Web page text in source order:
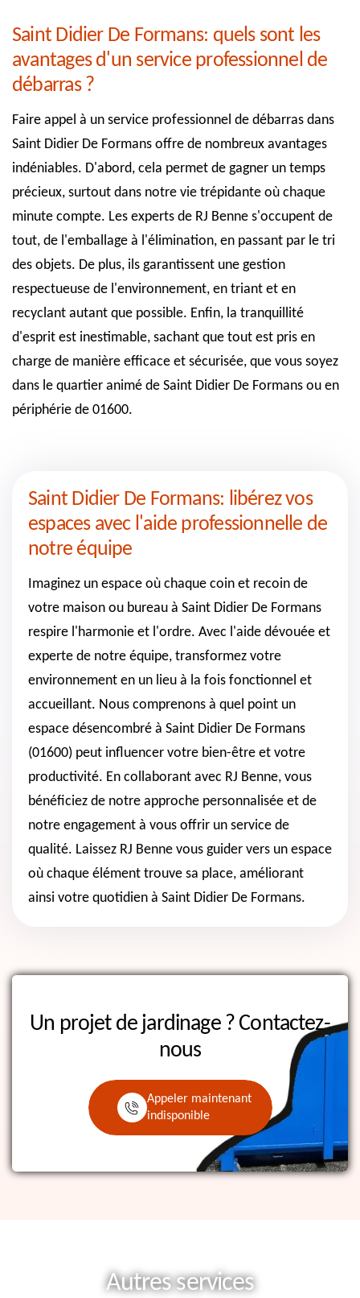
Saint Didier De Formans: quels sont les
avantages d'un service professionnel de
débarras ?
Faire appel à un service professionnel de débarras dans
Saint Didier De Formans offre de nombreux avantages
indéniables. D'abord, cela permet de gagner un temps
précieux, surtout dans notre vie trépidante où chaque
minute compte. Les experts de RJ Benne s'occupent de
tout, de l'emballage à l'élimination, en passant par le tri
des objets. De plus, ils garantissent une gestion
respectueuse de l'environnement, en triant et en
recyclant autant que possible. Enfin, la tranquillité
d'esprit est inestimable, sachant que tout est pris en
charge de manière efficace et sécurisée, que vous soyez
dans le quartier animé de Saint Didier De Formans ou en
périphérie de 01600.
Saint Didier De Formans: libérez vos
espaces avec l'aide professionnelle de
notre équipe
Imaginez un espace où chaque coin et recoin de
votre maison ou bureau à Saint Didier De Formans
respire l'harmonie et l'ordre. Avec l'aide dévouée et
experte de notre équipe, transformez votre
environnement en un lieu à la fois fonctionnel et
accueillant. Nous comprenons à quel point un
espace désencombré à Saint Didier De Formans
(01600) peut influencer votre bien-être et votre
productivité. En collaborant avec RJ Benne, vous
bénéficiez de notre approche personnalisée et de
notre engagement à vous offrir un service de
qualité. Laissez RJ Benne vous guider vers un espace
où chaque élément trouve sa place, améliorant
ainsi votre quotidien à Saint Didier De Formans.
Un projet de jardinage ? Contactez-
nous
Appeler maintenant
indisponible
Autres services